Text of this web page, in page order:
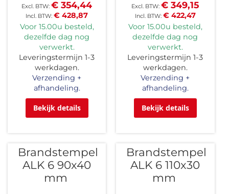
€ 428,87
€ 354,44
Voor 15.00u besteld,
dezelfde dag nog
verwerkt.
Leveringstermijn 1-3
werkdagen.
Verzending +
afhandeling.
Bekijk details
€ 422,47
€ 349,15
Voor 15.00u besteld,
dezelfde dag nog
verwerkt.
Leveringstermijn 1-3
werkdagen.
Verzending +
afhandeling.
Bekijk details
Brandstempel
ALK 6 90x40
mm
Brandstempel
ALK 6 110x30
mm